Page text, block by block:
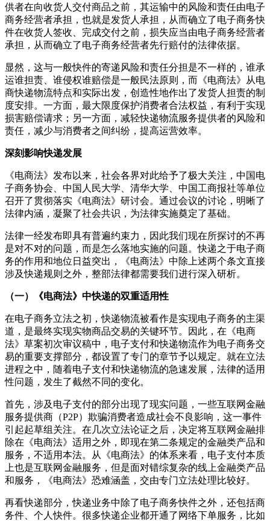
供者在向收货人交付商品之前，其运输中的风险和责任由电子
商务经营者承担，也就是发货人承担，从而确立了电子商务快
件在收货人签收、完成交付之前，损失应当由电子商务经营者
承担，从而确立了电子商务经营者先行赔付的法律依据。
显然，这与一般快件的寄递风险和责任分担是不一样的，谁承
运谁担责、谁侵权谁赔偿是一般民法原则，而《电商法》从电
商快递物流特点和实际出发，创造性地作出了发货人担责的制
度安排。一方面，最大限度保护消费者合法权益，有利于实现
损害赔偿请求；另一方面，减轻快递物流服务提供者的风险和
责任，减少与消费者之间纠纷，提高运营效率。
深刻影响快递发展
《电商法》发布以来，社会各界对此给予了极大关注，中国电
子商务协会、中国人民大学、清华大学、中国工商报社等单位
召开了贯彻落实《电商法》研讨会。通过会议的讨论，明晰了
法律内涵，凝聚了社会共识，为法律实施奠定了基础。
法律一经发布即具有普遍约束力，因此我们现在所探讨的不再
是对不对的问题，而是怎么落地实施的问题。快递之于电子商
务的作用和地位日益突出，《电商法》中除上述两个条文直接
涉及快递规则之外，整部法律都需要我们进行深入研析。
（一）《电商法》中快递的双重适用性
在电子商务立法之初，快递物流被看作是实现电子商务的主渠
道，是最终实现实物商品交易的关键环节。因此，在《电商
法》草案初次审议稿中，电子支付和快递物流作为电子商务交
易的重要支撑部分，都设置了专门的章节予以规定。就在立法
进程之中，随着电子支付和快递物流的急速发展，法律的适用
性问题，发生了截然不同的变化。
首先，涉及电子支付的部分出现了现实问题，一些互联网金融
服务提供商（P2P）欺骗消费者造成社会不良影响，这一事件
引起起草组关注。在几次立法论证之后，决定将互联网金融排
除在《电商法》适用之外，即现在第二条规定的金融类产品和
服务，不适用本法。从《电商法》的体系来看，电子支付本质
上也是互联网金融服务，但是面对错综复杂的线上金融类产品
和服务，《电商法》恐难涵盖，交由专门立法处理比较好。
再看快递部分，快递业务中除了电子商务快件之外，还包括商
务件、个人快件。很多快递企业都开通了网络下单服务，比如